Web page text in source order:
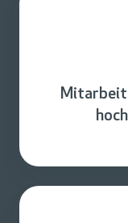
Mitarbeit